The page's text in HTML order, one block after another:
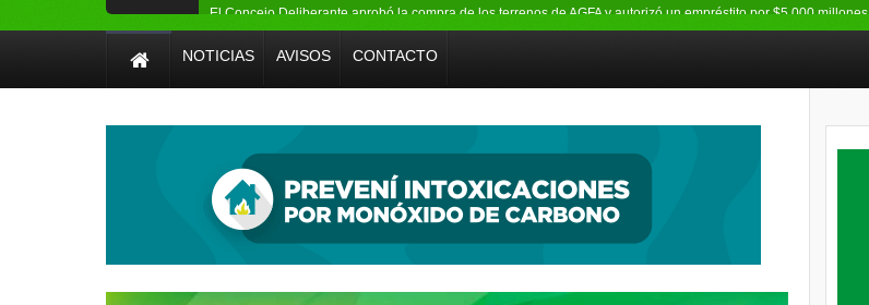
El Concejo Deliberante aprobó la compra de los terrenos de AGFA y autorizó un empréstito por $5.000 millones
NOTICIAS AVISOS CONTACTO